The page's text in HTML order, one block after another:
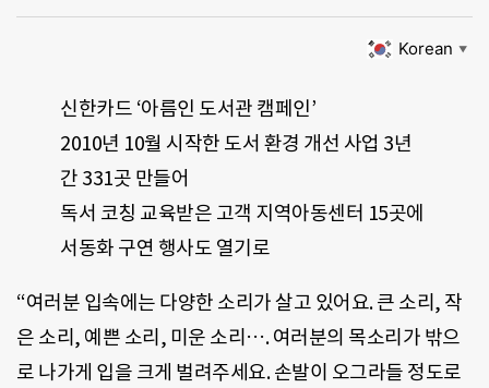
Korean ▼
신한카드 ‘아름인 도서관 캠페인’
2010년 10월 시작한 도서 환경 개선 사업 3년
간 331곳 만들어
독서 코칭 교육받은 고객 지역아동센터 15곳에
서동화 구연 행사도 열기로
“여러분 입속에는 다양한 소리가 살고 있어요. 큰 소리, 작
은 소리, 예쁜 소리, 미운 소리…. 여러분의 목소리가 밖으
로 나가게 입을 크게 벌려주세요. 손발이 오그라들 정도로